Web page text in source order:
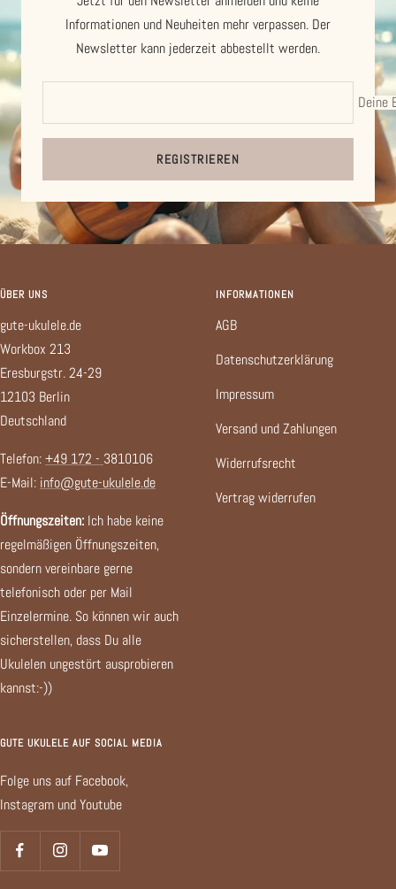
Informationen und Neuheiten mehr verpassen. Der
Newsletter kann jederzeit abbestellt werden.
Deine
REGISTRIEREN
ÜBER UNS
gute-ukulele.de
Workbox 213
Eresburgstr. 24-29
12103 Berlin
Deutschland
Telefon:+49 172 - 3810106
E-Mail: info@gute-ukulele.de
Öffnungszeiten: Ich habe keine
regelmäßigen Öffnungszeiten,
sondern vereinbare gerne
telefonisch oder per Mail
Einzelermine. So können wir auch
sicherstellen, dass Du alle
Ukulelen ungestört ausprobieren
kannst:-))
INFORMATIONEN
AGB
Datenschutzerklärung
Impressum
Versand und Zahlungen
Widerrufsrecht
Vertrag widerrufen
GUTE UKULELE AUF SOCIAL MEDIA
Folge uns auf Facebook,
Instagram und Youtube